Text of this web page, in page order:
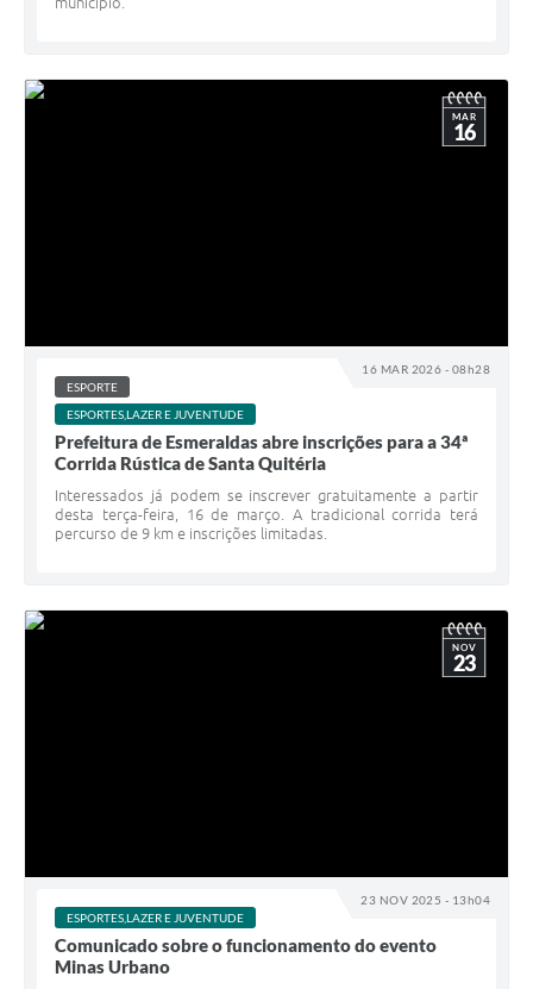
16 MAR 2026 - 08h28
MAR
16
ESPORTE
ESPORTES,LAZER E JUVENTUDE
Prefeitura de Esmeraldas abre inscrições para a 34ª
Corrida Rústica de Santa Quitéria
Interessados já podem se inscrever gratuitamente a partir
desta terça-feira, 16 de março. A tradicional corrida terá
percurso de 9 km e inscrições limitadas.
23 NOV 2025 - 13h04
NOV
23
ESPORTES,LAZER E JUVENTUDE
Comunicado sobre o funcionamento do evento
Minas Urbano